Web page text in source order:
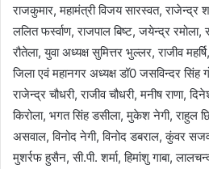
राजकुमार, महामंत्री विजय सारस्वत, राजेन्द्र
ललित फर्स्वाण, राजपाल बिष्ट, जयेन्द्र रमोला,
रौतेला, युवा अध्यक्ष सुमित्तर भुल्लर, राजीव
जिला एवं महानगर अध्यक्ष डॉ0 जसविन्दर सिंह
राजेन्द्र चौधरी, राजीव चौधरी, मनीष राणा,
किरोला, भगत सिंह डसीला, मुकेश नेगी, राहुल
असवाल, विनोद नेगी, विनोद डबराल, कुंवर
मुशर्रफ हुसैन, सी.पी. शर्मा, हिमांशु गाबा,